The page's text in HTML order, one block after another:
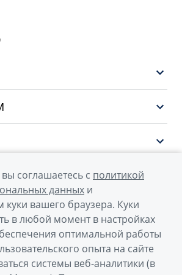
соглашаетесь с политикой
данных и
куки вашего браузера. Куки
в любой момент в настройках
оптимальной работы
опыта на сайте
системы веб-аналитики (в